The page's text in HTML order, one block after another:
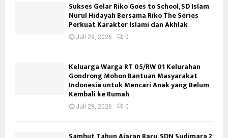
Sukses Gelar Riko Goes to School, SD Islam
Nurul Hidayah Bersama Riko The Series
Perkuat Karakter Islami dan Akhlak
Juli 29, 2026 0
Keluarga Warga RT 05/RW 01 Kelurahan
Gondrong Mohon Bantuan Masyarakat
Indonesia untuk Mencari Anak yang Belum
Kembali ke Rumah
Juli 28, 2026 0